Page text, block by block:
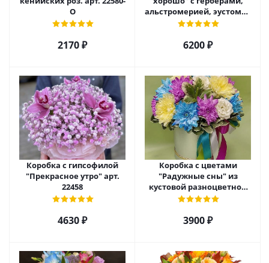
О
2170 ₽
альстромерией, эустомой
и хризантемой арт. 22461
6200 ₽
Коробка с гипсофилой
"Прекрасное утро" арт.
22458
4630 ₽
Коробка с цветами
"Радужные сны" из
кустовой разноцветной
хризантемы арт. 22457
3900 ₽